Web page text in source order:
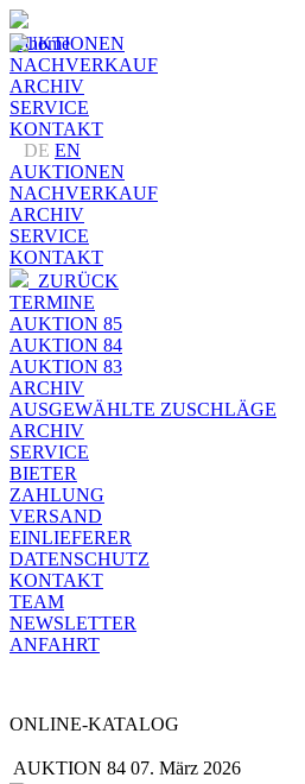
AUKTIONEN
NACHVERKAUF
ARCHIV
SERVICE
KONTAKT
DE EN
AUKTIONEN
NACHVERKAUF
ARCHIV
SERVICE
KONTAKT
ZURÜCK
TERMINE
AUKTION 85
AUKTION 84
AUKTION 83
ARCHIV
AUSGEWÄHLTE ZUSCHLÄGE
ARCHIV
SERVICE
BIETER
ZAHLUNG
VERSAND
EINLIEFERER
DATENSCHUTZ
KONTAKT
TEAM
NEWSLETTER
ANFAHRT
ONLINE-KATALOG
AUKTION 84 07. März 2026